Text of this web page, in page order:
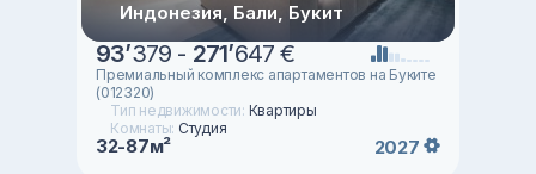
Индонезия, Бали, Букит
93’379 - 271’647 €
Премиальный комплекс апартаментов на Буките
(012320)
Тип недвижимости: Квартиры
Комнаты: Студия
32-87м² 2027